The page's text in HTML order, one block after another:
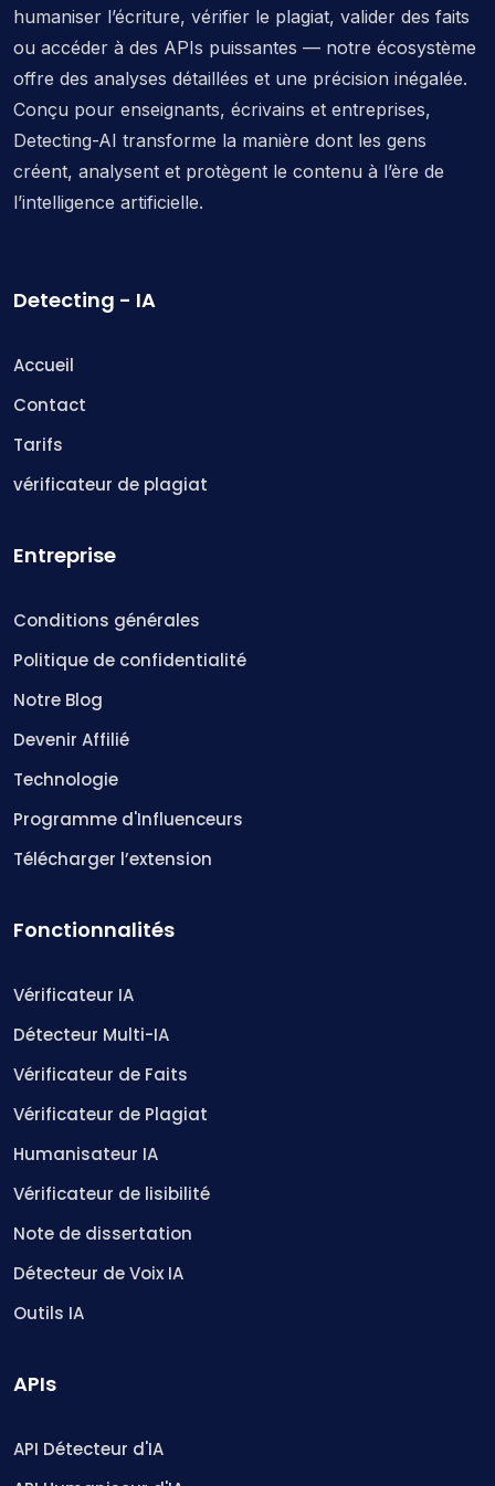
humaniser l’écriture, vérifier le plagiat, valider des faits
ou accéder à des APIs puissantes — notre écosystème
offre des analyses détaillées et une précision inégalée.
Conçu pour enseignants, écrivains et entreprises,
Detecting-AI transforme la manière dont les gens
créent, analysent et protègent le contenu à l’ère de
l’intelligence artificielle.
Detecting - IA
Accueil
Contact
Tarifs
vérificateur de plagiat
Entreprise
Conditions générales
Politique de confidentialité
Notre Blog
Devenir Affilié
Technologie
Programme d'Influenceurs
Télécharger l’extension
Fonctionnalités
Vérificateur IA
Détecteur Multi-IA
Vérificateur de Faits
Vérificateur de Plagiat
Humanisateur IA
Vérificateur de lisibilité
Note de dissertation
Détecteur de Voix IA
Outils IA
APIs
API Détecteur d'IA